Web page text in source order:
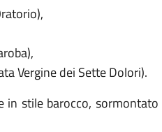
Vergine dei Sette Dolori).
stile barocco,